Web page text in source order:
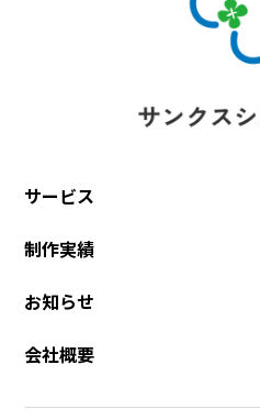
サービス
制作実績
お知らせ
会社概要